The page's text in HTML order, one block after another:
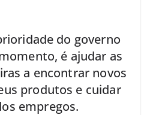
do governo
é ajudar as
a encontrar novos
produtos e cuidar
empregos.